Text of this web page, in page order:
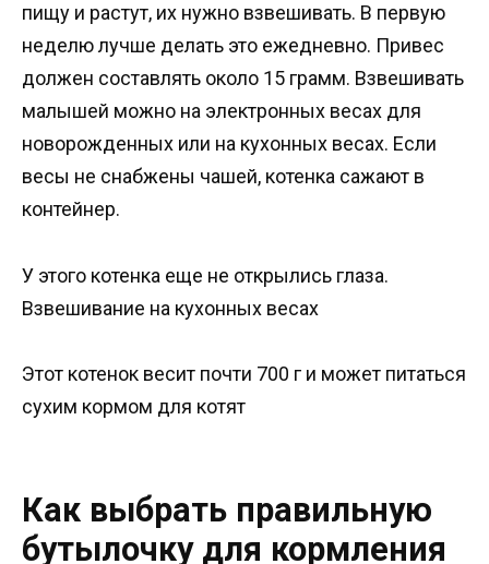
пищу и растут, их нужно взвешивать. В первую
неделю лучше делать это ежедневно. Привес
должен составлять около 15 грамм. Взвешивать
малышей можно на электронных весах для
новорожденных или на кухонных весах. Если
весы не снабжены чашей, котенка сажают в
контейнер.
У этого котенка еще не открылись глаза.
Взвешивание на кухонных весах
Этот котенок весит почти 700 г и может питаться
сухим кормом для котят
Как выбрать правильную
бутылочку для кормления